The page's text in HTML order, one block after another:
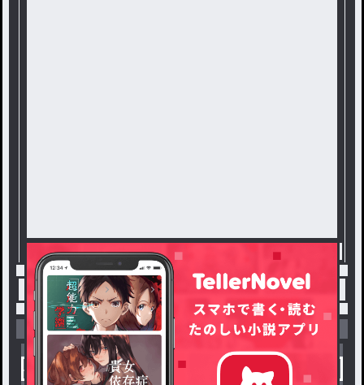
トップ BL sm×kr / めーめの連載小説
小説を探す ジャンルから探す